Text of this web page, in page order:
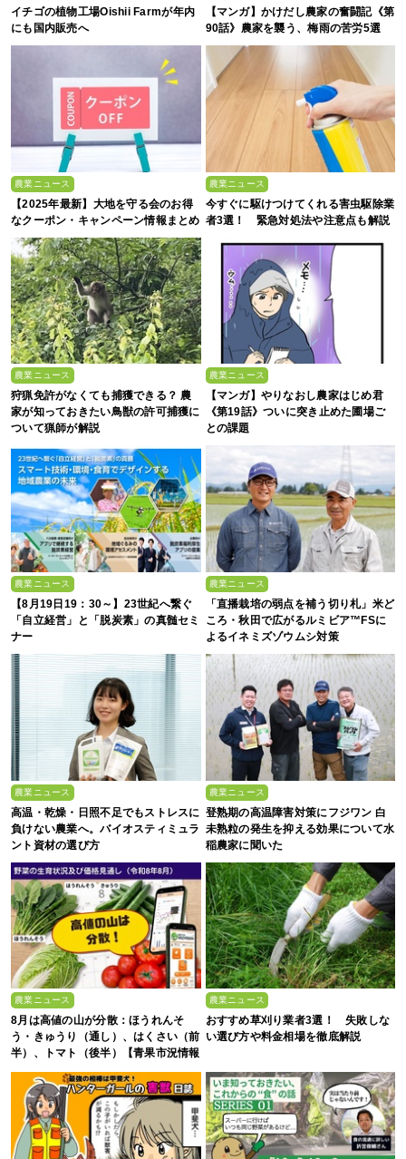
イチゴの植物工場Oishii Farmが年内
にも国内販売へ
【マンガ】かけだし農家の奮闘記《第
90話》農家を襲う、梅雨の苦労5選
農業ニュース
【2025年最新】大地を守る会のお得
なクーポン・キャンペーン情報まとめ
農業ニュース
今すぐに駆けつけてくれる害虫駆除業
者3選！ 緊急対処法や注意点も解説
農業ニュース
狩猟免許がなくても捕獲できる？ 農
家が知っておきたい鳥獣の許可捕獲に
ついて猟師が解説
農業ニュース
【マンガ】やりなおし農家はじめ君
《第19話》ついに突き止めた圃場ご
との課題
農業ニュース
【8月19日19：30～】23世紀へ繋ぐ
「自立経営」と「脱炭素」の真髄セミ
ナー
農業ニュース
「直播栽培の弱点を補う切り札」米ど
ころ・秋田で広がるルミビア™FSに
よるイネミズゾウムシ対策
農業ニュース
高温・乾燥・日照不足でもストレスに
負けない農業へ。バイオスティミュラ
ント資材の選び方
農業ニュース
登熟期の高温障害対策にフジワン 白
未熟粒の発生を抑える効果について水
稲農家に聞いた
農業ニュース
8月は高値の山が分散：ほうれんそ
う・きゅうり（通し）、はくさい（前
半）、トマト（後半）【青果市況情報
アプリ「YAOYASAN」】
農業ニュース
おすすめ草刈り業者3選！ 失敗しな
い選び方や料金相場を徹底解説